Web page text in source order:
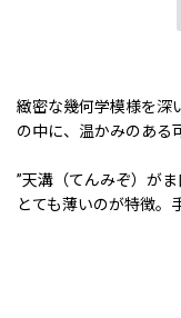
緻密な幾何学模様を深
の中に、温かみのある
”天溝（てんみぞ）が
とても薄いのが特徴。